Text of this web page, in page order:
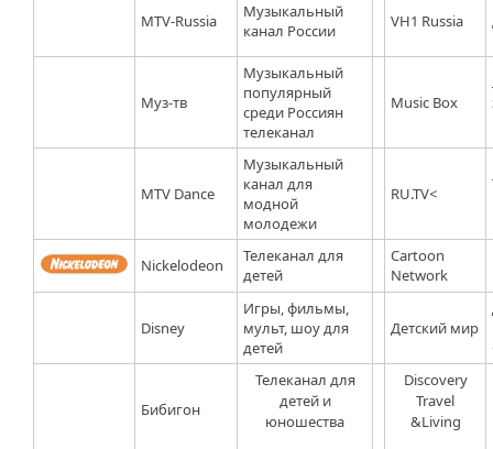
MTV-Russia
Музыкальный
канал России
VH1 Russia
Муз-тв
Музыкальный
популярный
среди Россиян
телеканал
Music Box
MTV Dance
Музыкальный
канал для
модной
молодежи
RU.TV<
Nickelodeon
Телеканал для
детей
Cartoon
Network
Disney
Игры, фильмы,
мульт, шоу для
детей
Детский мир
Бибигон
Телеканал для
детей и
юношества
Discovery
Travel
&Living